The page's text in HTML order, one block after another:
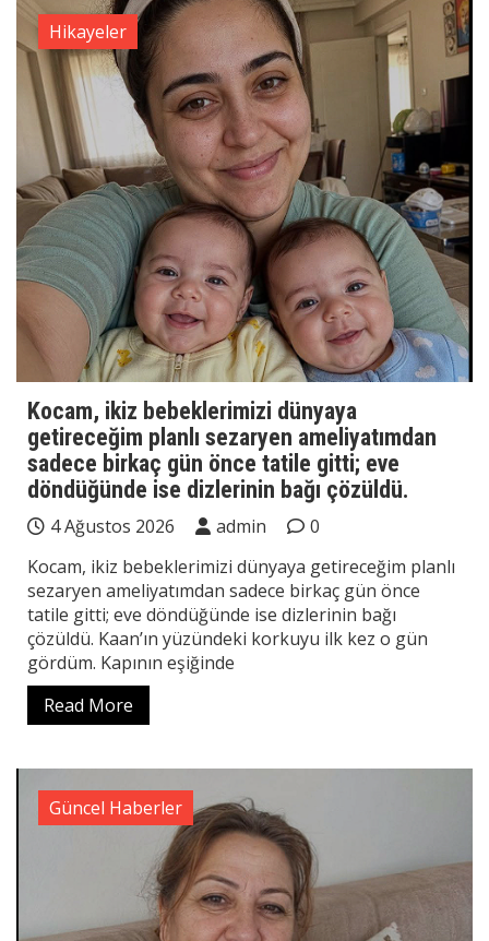
Hikayeler
Kocam, ikiz bebeklerimizi dünyaya
getireceğim planlı sezaryen ameliyatımdan
sadece birkaç gün önce tatile gitti; eve
döndüğünde ise dizlerinin bağı çözüldü.
4 Ağustos 2026 admin
0
Kocam, ikiz bebeklerimizi dünyaya getireceğim planlı
sezaryen ameliyatımdan sadece birkaç gün önce
tatile gitti; eve döndüğünde ise dizlerinin bağı
çözüldü. Kaan’ın yüzündeki korkuyu ilk kez o gün
gördüm. Kapının eşiğinde
Read More
Güncel Haberler